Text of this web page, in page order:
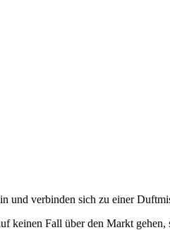
und verbinden sich zu einer
keinen Fall über den Markt